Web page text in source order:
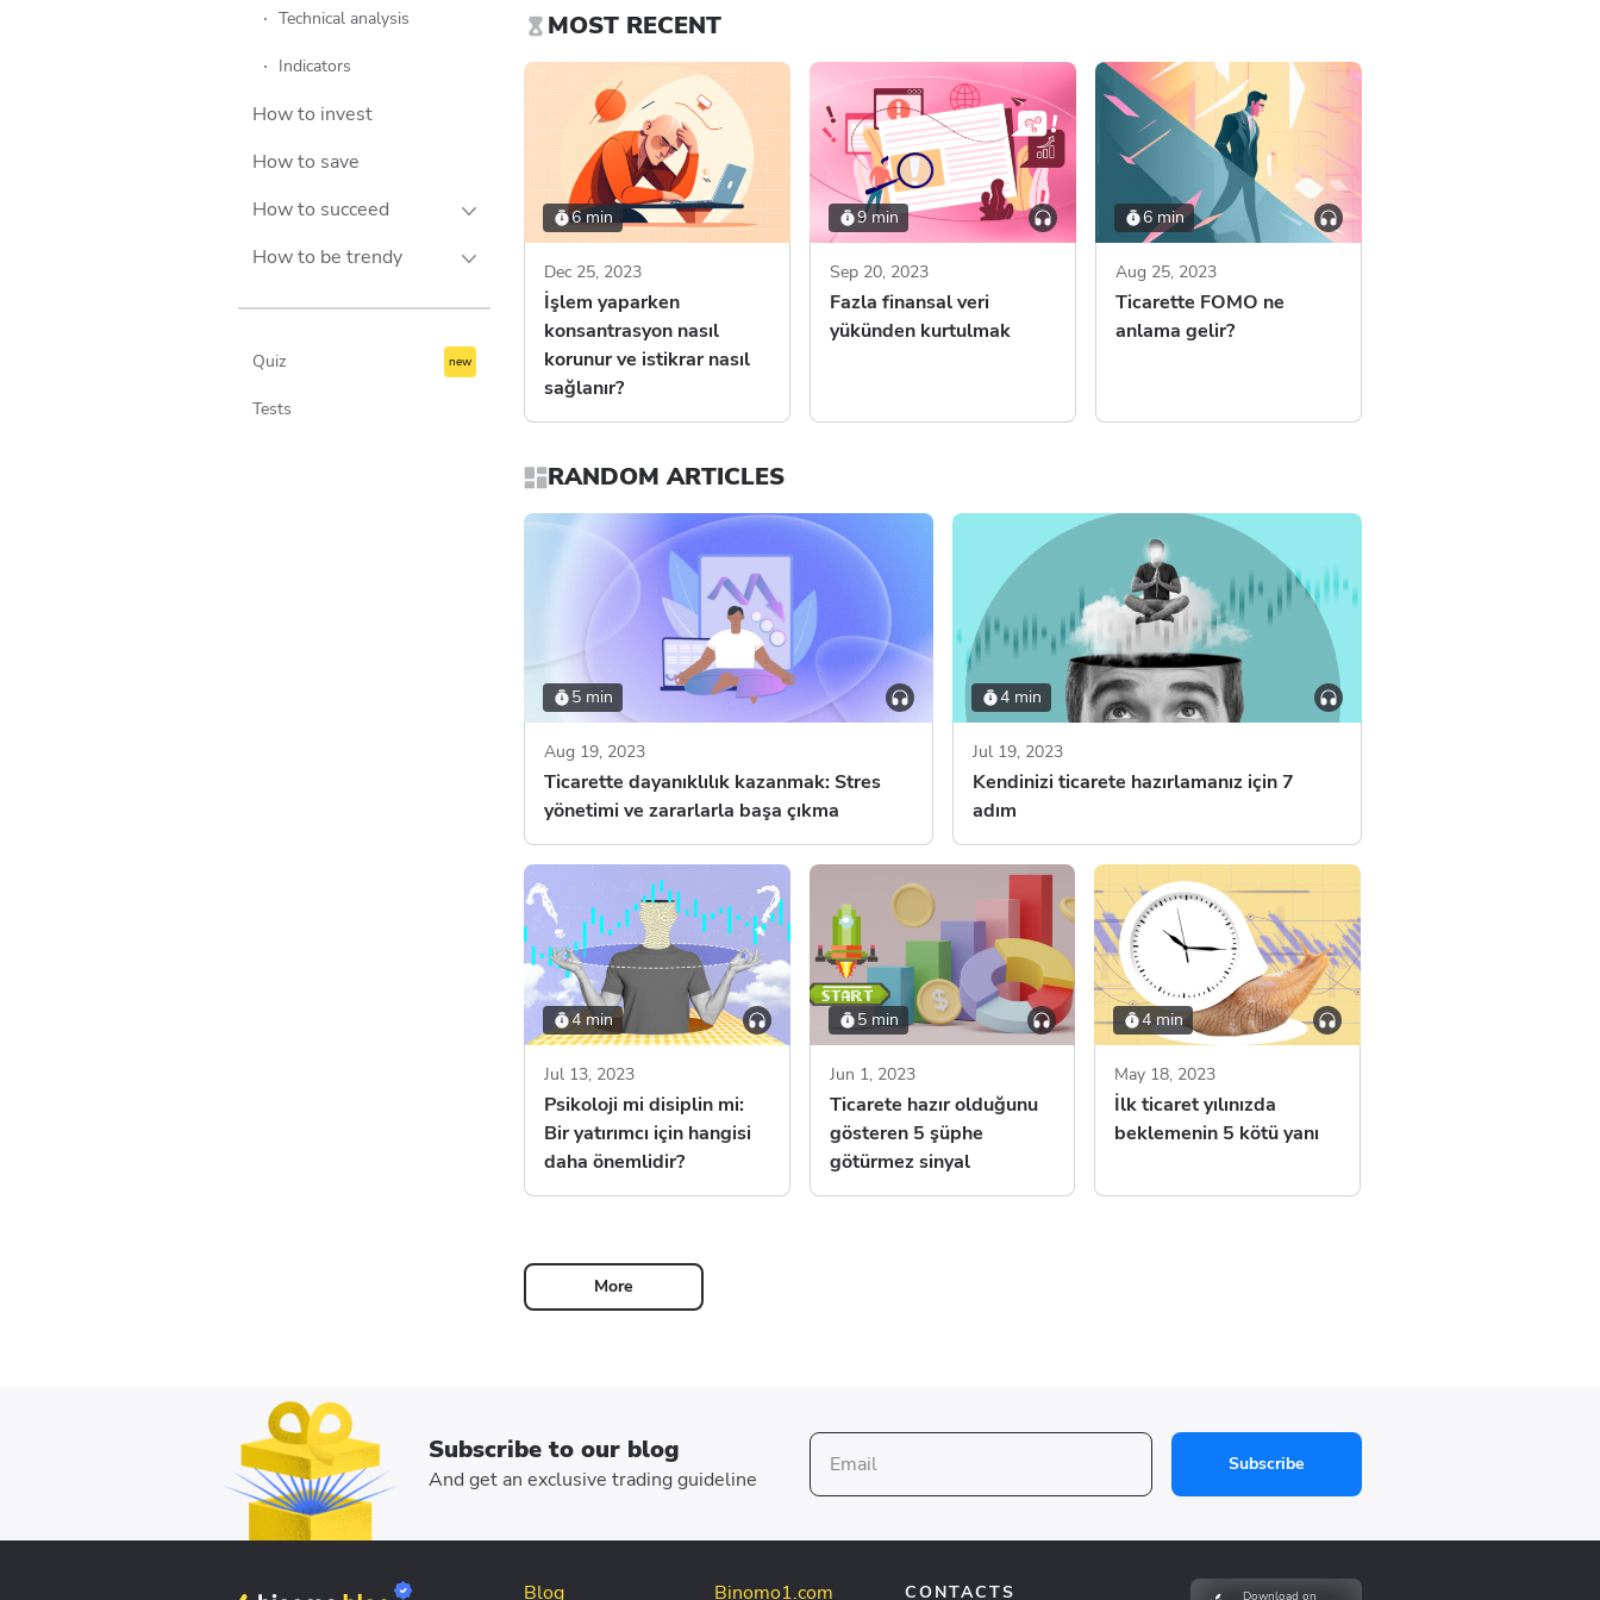
Technical analysis
Indicators
How to invest
How to save
How to succeed
Success stories
Personalities
How to be trendy
Lifestyle
Technology
Quiz
Tests
MOST RECENT
6 min
Dec 25, 2023
İşlem yaparken
konsantrasyon nasıl
korunur ve istikrar nasıl
sağlanır?
9 min
Sep 20, 2023
Fazla finansal veri
yükünden kurtulmak
6 min
Aug 25, 2023
Ticarette FOMO ne
anlama gelir?
RANDOM ARTICLES
5 min
Aug 19, 2023
Ticarette dayanıklılık kazanmak: Stres
yönetimi ve zararlarla başa çıkma
4 min
Jul 19, 2023
Kendinizi ticarete hazırlamanız için 7
adım
4 min
Jul 13, 2023
Psikoloji mi disiplin mi:
Bir yatırımcı için hangisi
daha önemlidir?
5 min
Jun 1, 2023
Ticarete hazır olduğunu
gösteren 5 şüphe
götürmez sinyal
4 min
May 18, 2023
İlk ticaret yılınızda
beklemenin 5 kötü yanı
More
Subscribe to our blog
And get an exclusive trading guideline
Subscribe
Blog Binomo1.com CONTACTS Download on